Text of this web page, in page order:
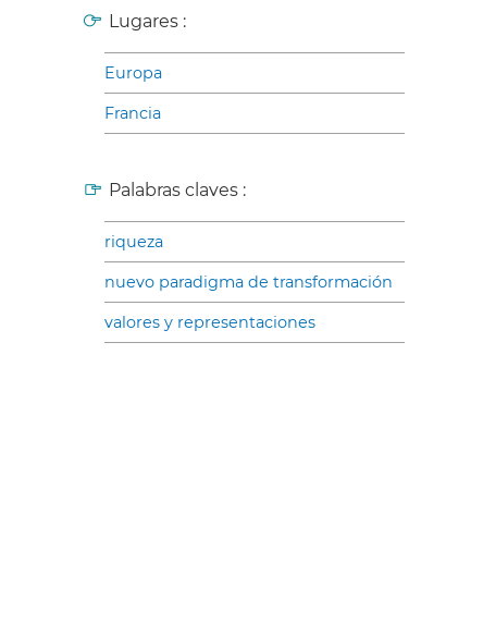
Lugares :
Europa
Francia
Palabras claves :
riqueza
nuevo paradigma de transformación
valores y representaciones